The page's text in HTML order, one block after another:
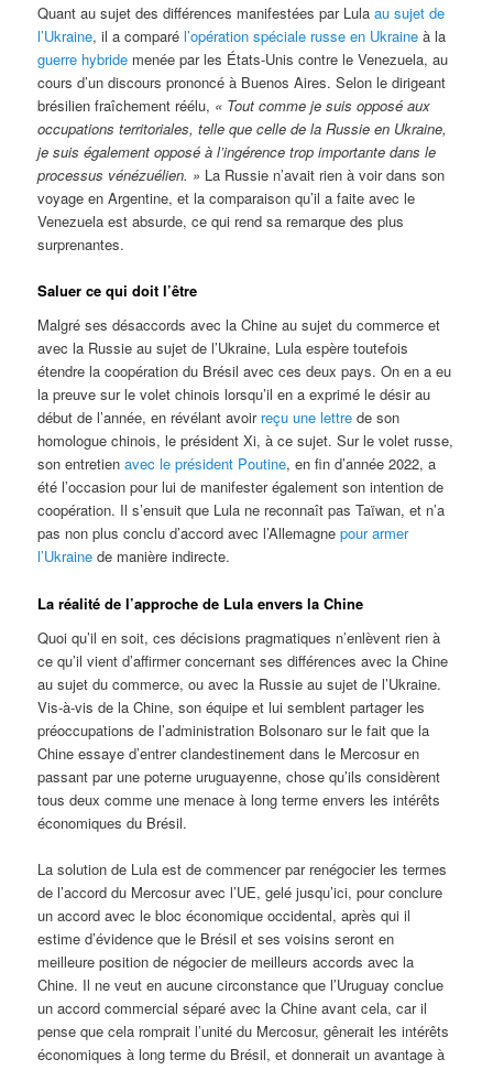
Quant au sujet des différences manifestées par Lulaau sujet de
l’Ukraine, il a comparél’opération spéciale russe en Ukraine à la
guerre hybride menée par les États-Unis contre le Venezuela, au
cours d’un discours prononcé à Buenos Aires. Selon le dirigeant
brésilien fraîchement réélu, « Tout comme je suis opposé aux
occupations territoriales, telle que celle de la Russie en Ukraine,
je suis également opposé à l’ingérence trop importante dans le
processus vénézuélien. » La Russie n’avait rien à voir dans son
voyage en Argentine, et la comparaison qu’il a faite avec le
Venezuela est absurde, ce qui rend sa remarque des plus
surprenantes.
Saluer ce qui doit l’être
Malgré ses désaccords avec la Chine au sujet du commerce et
avec la Russie au sujet de l’Ukraine, Lula espère toutefois
étendre la coopération du Brésil avec ces deux pays. On en a eu
la preuve sur le volet chinois lorsqu’il en a exprimé le désir au
début de l’année, en révélant avoir reçu une lettre de son
homologue chinois, le président Xi, à ce sujet. Sur le volet russe,
son entretienavec le président Poutine, en fin d’année 2022, a
été l’occasion pour lui de manifester également son intention de
coopération. Il s’ensuit que Lula ne reconnaît pas Taïwan, et n’a
pas non plus conclu d’accord avec l’Allemagnepour armer
l’Ukraine de manière indirecte.
La réalité de l’approche de Lula envers la Chine
Quoi qu’il en soit, ces décisions pragmatiques n’enlèvent rien à
ce qu’il vient d’affirmer concernant ses différences avec la Chine
au sujet du commerce, ou avec la Russie au sujet de l’Ukraine.
Vis-à-vis de la Chine, son équipe et lui semblent partager les
préoccupations de l’administration Bolsonaro sur le fait que la
Chine essaye d’entrer clandestinement dans le Mercosur en
passant par une poterne uruguayenne, chose qu’ils considèrent
tous deux comme une menace à long terme envers les intérêts
économiques du Brésil.
La solution de Lula est de commencer par renégocier les termes
de l’accord du Mercosur avec l’UE, gelé jusqu’ici, pour conclure
un accord avec le bloc économique occidental, après qui il
estime d’évidence que le Brésil et ses voisins seront en
meilleure position de négocier de meilleurs accords avec la
Chine. Il ne veut en aucune circonstance que l’Uruguay conclue
un accord commercial séparé avec la Chine avant cela, car il
pense que cela romprait l’unité du Mercosur, gênerait les intérêts
économiques à long terme du Brésil, et donnerait un avantage à